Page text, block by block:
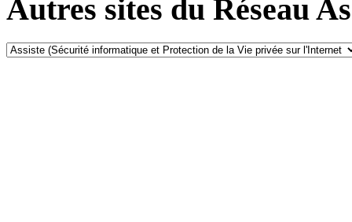
Autres sites du Réseau